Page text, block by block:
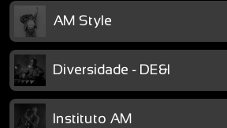
AM Style
Diversidade - DE&I
Instituto AM